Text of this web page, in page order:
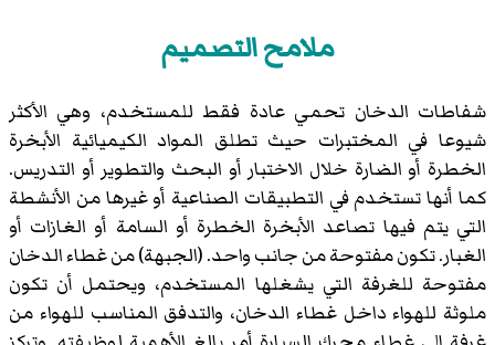
ملامح التصميم
شفاطات الدخان تحمي عادة فقط للمستخدم، وهي الأكثر
شيوعا في المختبرات حيث تطلق المواد الكيميائية الأبخرة
الخطرة أو الضارة خلال الاختبار أو البحث والتطوير أو التدريس.
كما أنها تستخدم في التطبيقات الصناعية أو غيرها من الأنشطة
التي يتم فيها تصاعد الأبخرة الخطرة أو السامة أو الغازات أو
الغبار. تكون مفتوحة من جانب واحد. (الجبهة) من غطاء الدخان
مفتوحة للغرفة التي يشغلها المستخدم، ويحتمل أن تكون
ملوثة للهواء داخل غطاء الدخان، والتدفق المناسب للهواء من